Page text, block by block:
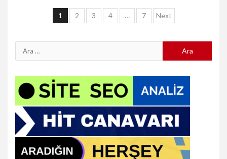
Yazı
1 2 3 4 … 7 Next
Arama: